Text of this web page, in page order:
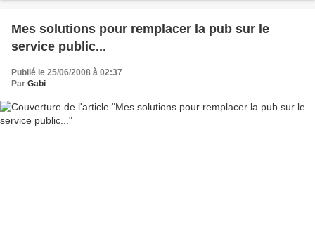
Mes solutions pour remplacer la pub sur le
service public...
Publié le 25/06/2008 à 02:37
Par Gabi